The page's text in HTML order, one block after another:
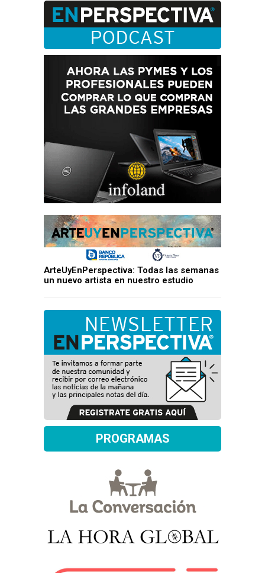
ArteUyEnPerspectiva: Todas las semanas
un nuevo artista en nuestro estudio
PROGRAMAS